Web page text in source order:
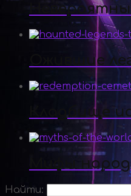
Ожившие
Кладбище
Мифы
Найти: